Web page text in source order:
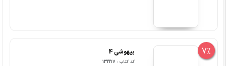
7% بیهوشی 4
کد کتاب : 132217